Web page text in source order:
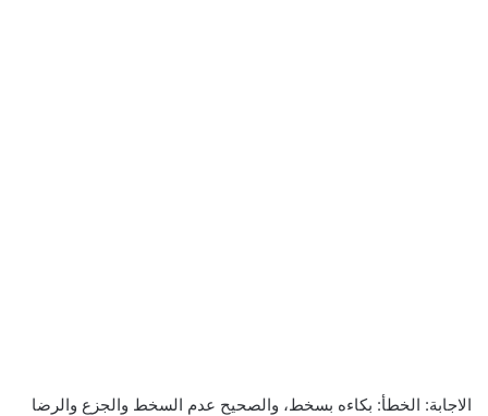
الاجابة: الخطأ: بكاءه بسخط، والصحيح عدم السخط والجزع والرضا